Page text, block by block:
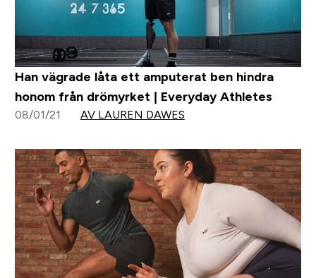
Han vägrade låta ett amputerat ben hindra
honom från drömyrket | Everyday Athletes
08/01/21 AV LAUREN DAWES